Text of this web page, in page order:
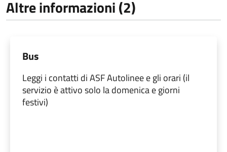
Altre informazioni (2)
Bus
Leggi i contatti di ASF Autolinee e gli orari (il
servizio è attivo solo la domenica e giorni
festivi)